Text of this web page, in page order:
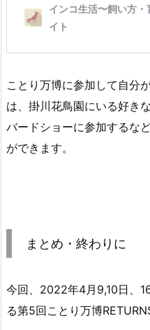
ことり万博に参加して自分
は、掛川花鳥園にいる好き
バードショーに参加するな
ができます。
まとめ・終わりに
今回、2022年4月9,10日、
る第5回ことり万博